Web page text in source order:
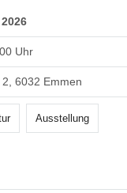
Uhr
6032 Emmen
Ausstellung